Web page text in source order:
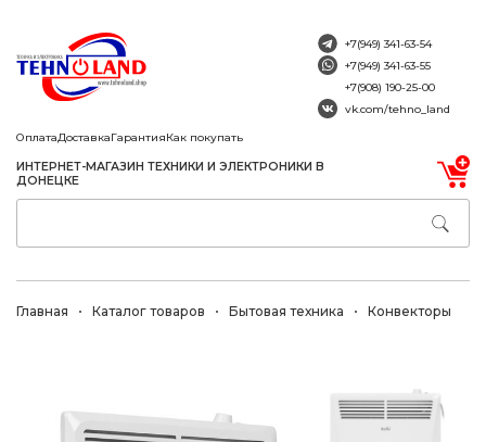
ОплатаДоставкаГарантияКак покупать
ИНТЕРНЕТ-МАГАЗИН ТЕХНИКИ И ЭЛЕКТРОНИКИ В
ДОНЕЦКЕ
+7(949) 341-63-54
+7(949) 341-63-55
+7(908) 190-25-00
vk.com/tehno_land
Главная Каталог товаров Бытовая техника Конвекторы